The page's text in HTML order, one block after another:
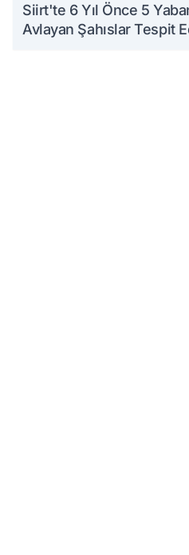
Siirt'te 6 Yıl Önce 5
Avlayan Şahıslar Tespit